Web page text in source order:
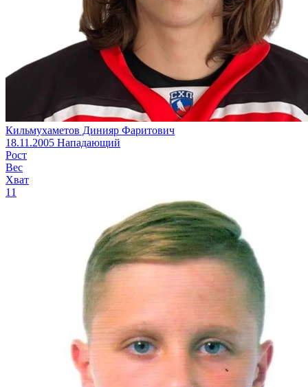
Кильмухаметов Динияр Фаритович
18.11.2005 Нападающий
Рост
Вес
Хват
11